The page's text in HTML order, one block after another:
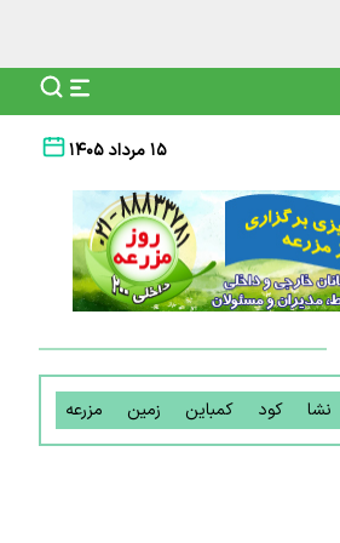
۱۵ مرداد ۱۴۰۵
نشا کود کمباین زمین مزرعه